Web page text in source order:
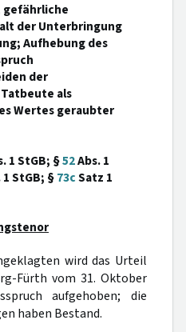
gefährliche
der Unterbringung
Aufhebung des
der
als
Wertes geraubter
1 StGB; §52Abs. 1
1 StGB; §73cSatz 1
wird das Urteil
Fürth vom 31. Oktober
aufgehoben; die
haben Bestand.